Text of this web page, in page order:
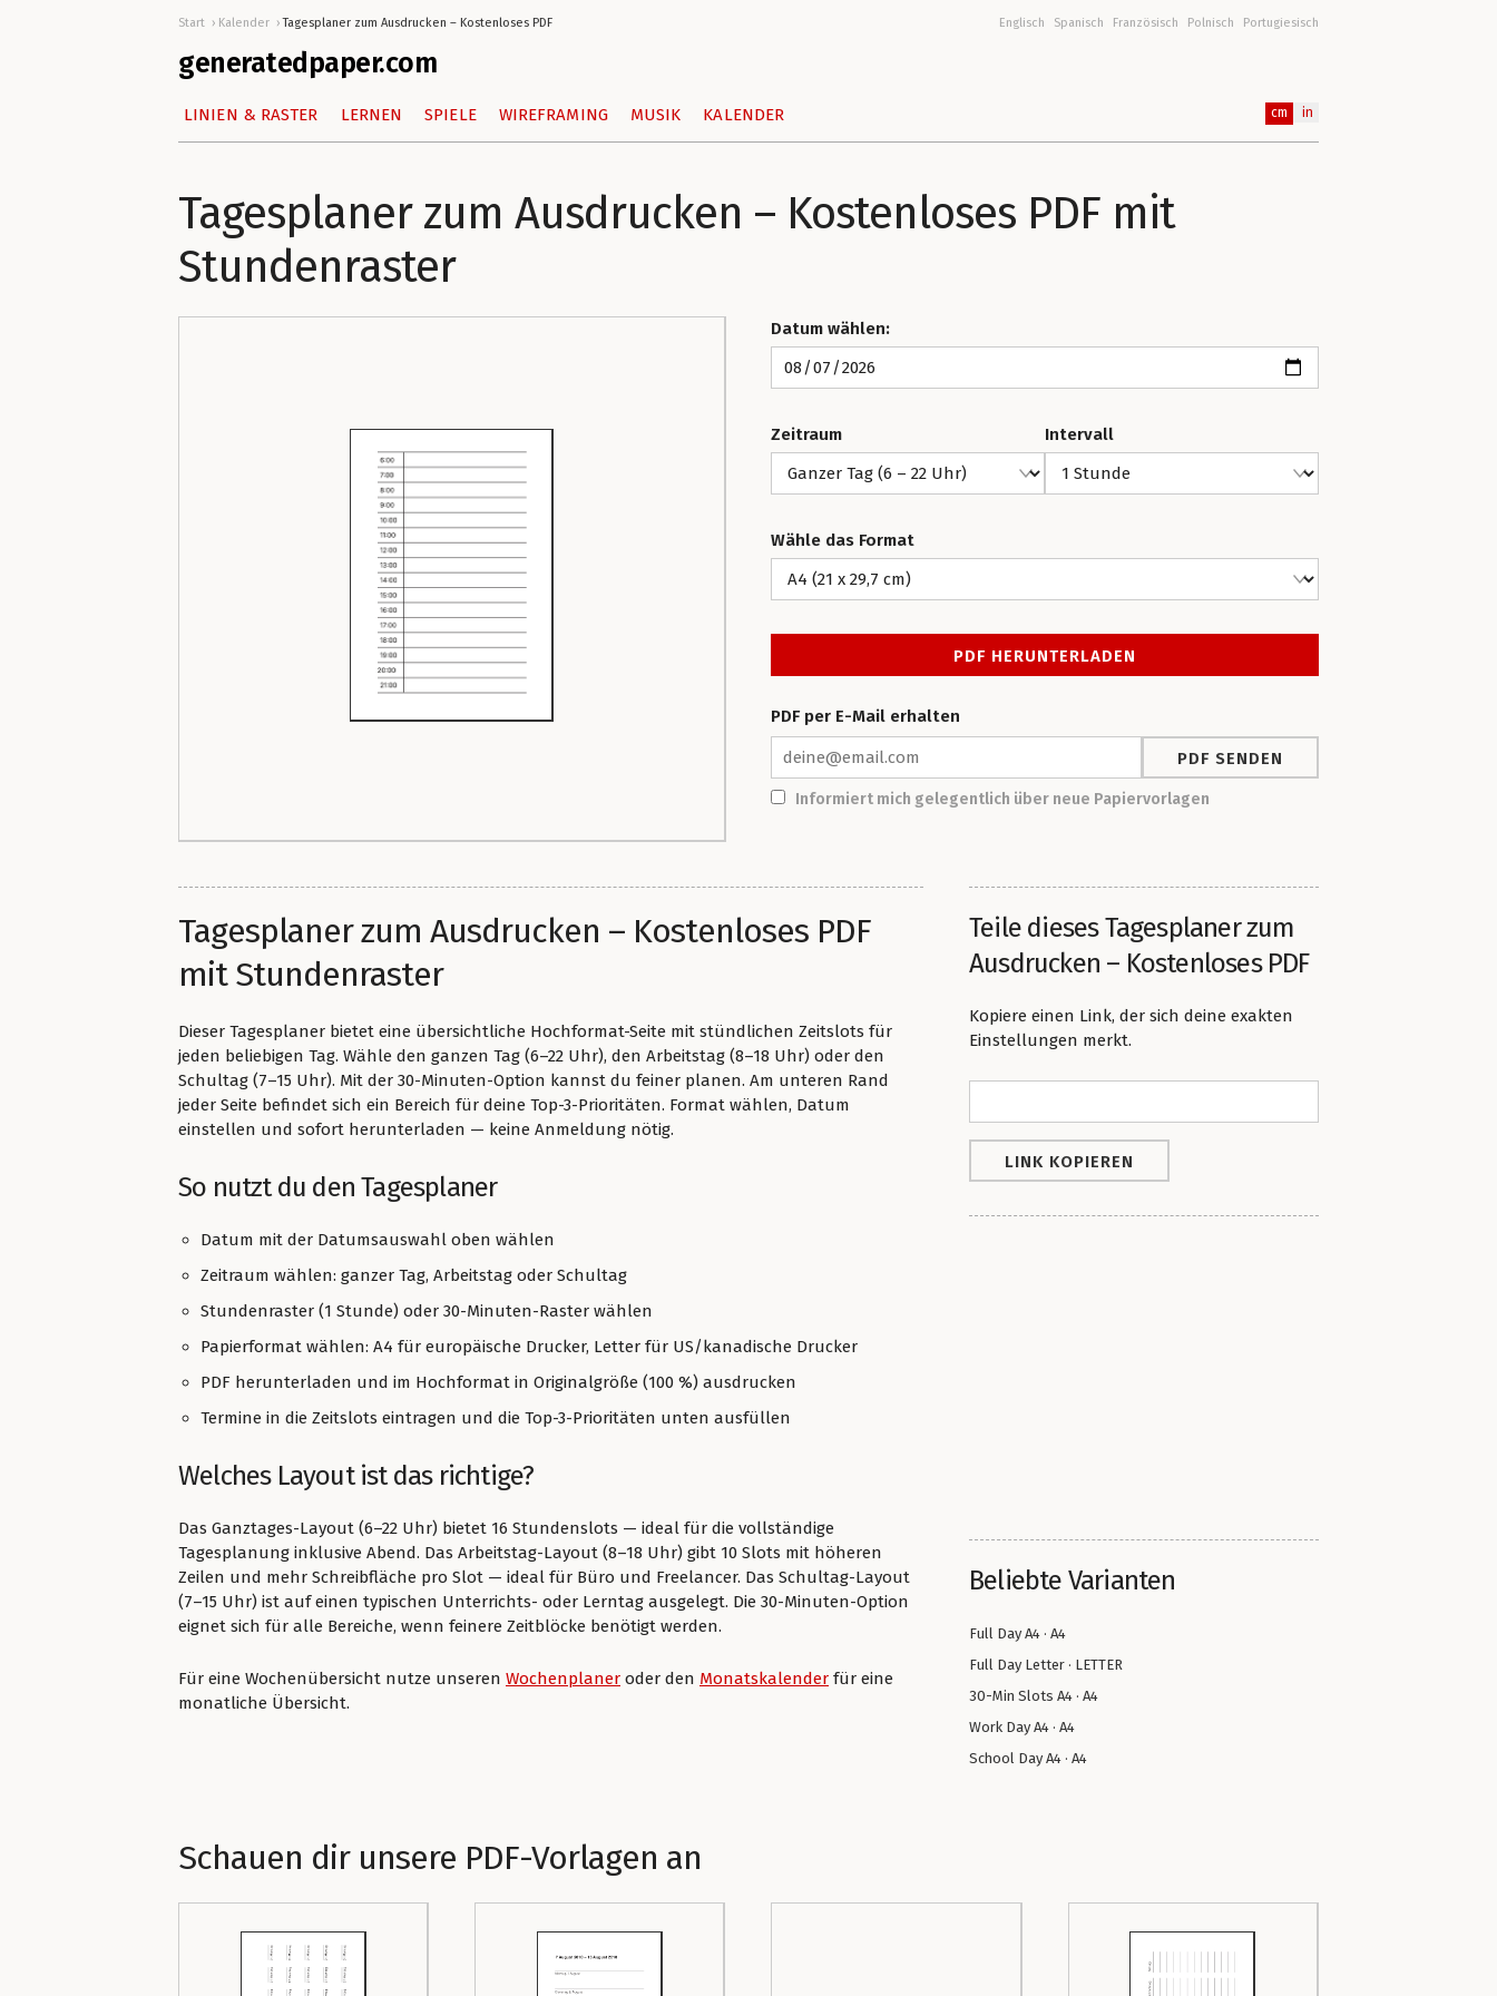
Start Kalender Tagesplaner zum Ausdrucken – Kostenloses PDF Englisch Spanisch Französisch Polnisch Portugiesisch
generatedpaper.com
LINIEN & RASTER LERNEN SPIELE WIREFRAMING MUSIK KALENDER cm in
Tagesplaner zum Ausdrucken – Kostenloses PDF mit
Stundenraster
Datum wählen:
Zeitraum Intervall
Wähle das Format
PDF per E-Mail erhalten
Informiert mich gelegentlich über neue Papiervorlagen
Tagesplaner zum Ausdrucken – Kostenloses PDF
mit Stundenraster
Dieser Tagesplaner bietet eine übersichtliche Hochformat-Seite mit stündlichen Zeitslots für
jeden beliebigen Tag. Wähle den ganzen Tag (6–22 Uhr), den Arbeitstag (8–18 Uhr) oder den
Schultag (7–15 Uhr). Mit der 30-Minuten-Option kannst du feiner planen. Am unteren Rand
jeder Seite befindet sich ein Bereich für deine Top-3-Prioritäten. Format wählen, Datum
einstellen und sofort herunterladen — keine Anmeldung nötig.
So nutzt du den Tagesplaner
Datum mit der Datumsauswahl oben wählen
Zeitraum wählen: ganzer Tag, Arbeitstag oder Schultag
Stundenraster (1 Stunde) oder 30-Minuten-Raster wählen
Papierformat wählen: A4 für europäische Drucker, Letter für US/kanadische Drucker
PDF herunterladen und im Hochformat in Originalgröße (100 %) ausdrucken
Termine in die Zeitslots eintragen und die Top-3-Prioritäten unten ausfüllen
Welches Layout ist das richtige?
Das Ganztages-Layout (6–22 Uhr) bietet 16 Stundenslots — ideal für die vollständige
Tagesplanung inklusive Abend. Das Arbeitstag-Layout (8–18 Uhr) gibt 10 Slots mit höheren
Zeilen und mehr Schreibfläche pro Slot — ideal für Büro und Freelancer. Das Schultag-Layout
(7–15 Uhr) ist auf einen typischen Unterrichts- oder Lerntag ausgelegt. Die 30-Minuten-Option
eignet sich für alle Bereiche, wenn feinere Zeitblöcke benötigt werden.
Für eine Wochenübersicht nutze unseren Wochenplaner oder den Monatskalender für eine
monatliche Übersicht.
Teile dieses Tagesplaner zum
Ausdrucken – Kostenloses PDF
Kopiere einen Link, der sich deine exakten
Einstellungen merkt.
LINK KOPIEREN
Beliebte Varianten
Full Day A4 · A4
Full Day Letter · LETTER
30-Min Slots A4 · A4
Work Day A4 · A4
School Day A4 · A4
Schauen dir unsere PDF-Vorlagen an